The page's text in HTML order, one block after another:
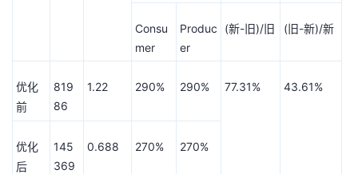
Consu
mer
Produc
er
(新- 旧 )/ 旧 ( 旧 -新)/新
优化
前
819
86
1.22 290% 290% 77.31% 43.61%
优化
后
145
369
0.688 270% 270%